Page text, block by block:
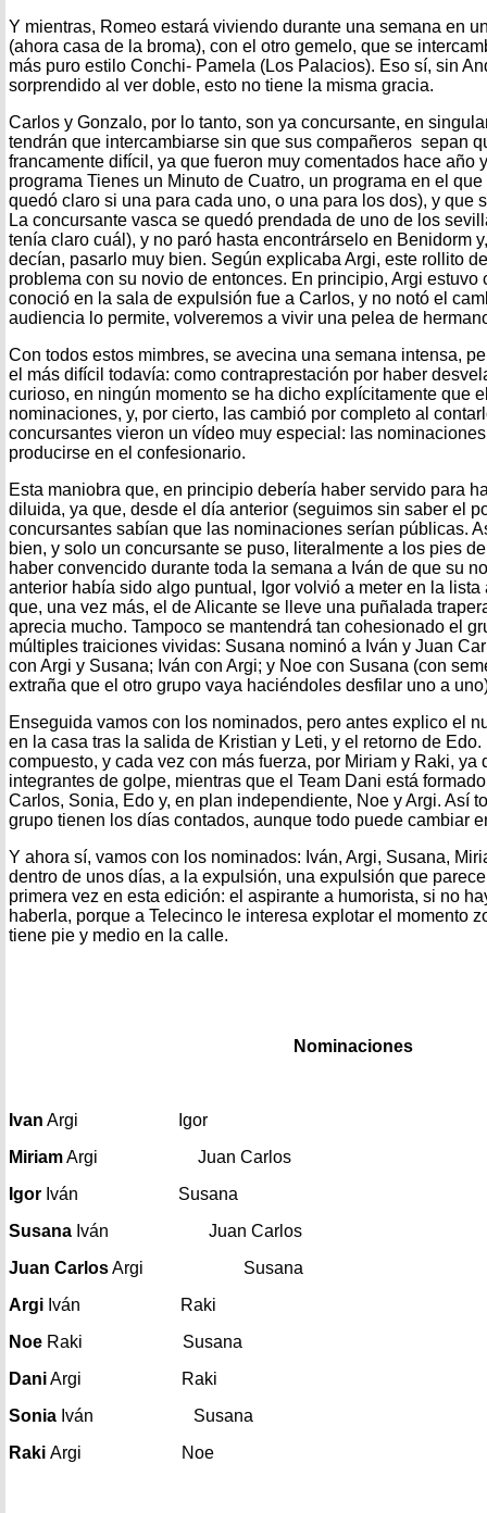
Y mientras, Romeo estará viviendo durante una semana en
(ahora casa de la broma), con el otro gemelo, que se
más puro estilo Conchi- Pamela (Los Palacios). Eso sí, sin
sorprendido al ver doble, esto no tiene la misma gracia.
Carlos y Gonzalo, por lo tanto, son ya concursante, en
tendrán que intercambiarse sin que sus compañeros sepan
francamente difícil, ya que fueron muy comentados hace año
programa Tienes un Minuto de Cuatro, un programa en el
quedó claro si una para cada uno, o una para los dos), y que
La concursante vasca se quedó prendada de uno de los
tenía claro cuál), y no paró hasta encontrárselo en Benidorm
decían, pasarlo muy bien. Según explicaba Argi, este rollito
problema con su novio de entonces. En principio, Argi estuvo
conoció en la sala de expulsión fue a Carlos, y no notó el
audiencia lo permite, volveremos a vivir una pelea de
Con todos estos mimbres, se avecina una semana intensa,
el más difícil todavía: como contraprestación por haber
curioso, en ningún momento se ha dicho explícitamente que
nominaciones, y, por cierto, las cambió por completo al
concursantes vieron un vídeo muy especial: las
producirse en el confesionario.
Esta maniobra que, en principio debería haber servido para
diluida, ya que, desde el día anterior (seguimos sin saber el
concursantes sabían que las nominaciones serían públicas.
bien, y solo un concursante se puso, literalmente a los pies
haber convencido durante toda la semana a Iván de que su
anterior había sido algo puntual, Igor volvió a meter en la lista
que, una vez más, el de Alicante se lleve una puñalada
aprecia mucho. Tampoco se mantendrá tan cohesionado el
múltiples traiciones vividas: Susana nominó a Iván y Juan
con Argi y Susana; Iván con Argi; y Noe con Susana (con
extraña que el otro grupo vaya haciéndoles desfilar uno a
Enseguida vamos con los nominados, pero antes explico el
en la casa tras la salida de Kristian y Leti, y el retorno de Edo.
compuesto, y cada vez con más fuerza, por Miriam y Raki, ya
integrantes de golpe, mientras que el Team Dani está
Carlos, Sonia, Edo y, en plan independiente, Noe y Argi. Así
grupo tienen los días contados, aunque todo puede cambiar
Y ahora sí, vamos con los nominados: Iván, Argi, Susana,
dentro de unos días, a la expulsión, una expulsión que
primera vez en esta edición: el aspirante a humorista, si no
haberla, porque a Telecinco le interesa explotar el momento
tiene pie y medio en la calle.
Nominaciones
Ivan Argi Igor
MiriamArgi Juan Carlos
Igor Iván Susana
Susana Iván Juan Carlos
Juan CarlosArgi Susana
Argi Iván Raki
Noe Raki Susana
DaniArgi Raki
Sonia Iván Susana
Raki Argi Noe